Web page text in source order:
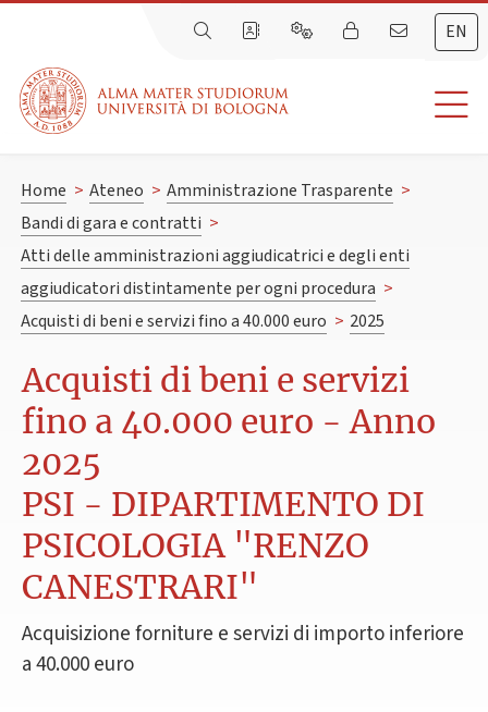
EN
Home > Ateneo > Amministrazione Trasparente >
Bandi di gara e contratti >
Atti delle amministrazioni aggiudicatrici e degli enti
aggiudicatori distintamente per ogni procedura >
Acquisti di beni e servizi fino a 40.000 euro > 2025
Acquisti di beni e servizi
fino a 40.000 euro - Anno
2025
PSI - DIPARTIMENTO DI
PSICOLOGIA "RENZO
CANESTRARI"
Acquisizione forniture e servizi di importo inferiore
a 40.000 euro